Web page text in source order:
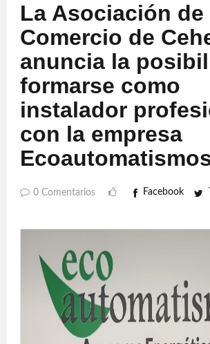
La Asociación de
Comercio de
anuncia la
formarse como
instalador
con la empresa
0 Comentarios Facebook